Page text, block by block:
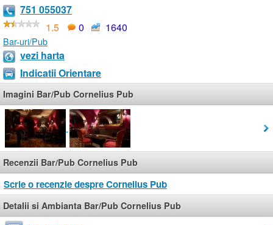
751 055037
1.5
0 1640
Bar-uri/Pub
vezi harta
Indicatii Orientare
Imagini Bar/Pub Cornelius Pub
Recenzii Bar/Pub Cornelius Pub
Scrie o recenzie despre Cornelius Pub
Detalii si Ambianta Bar/Pub Cornelius Pub